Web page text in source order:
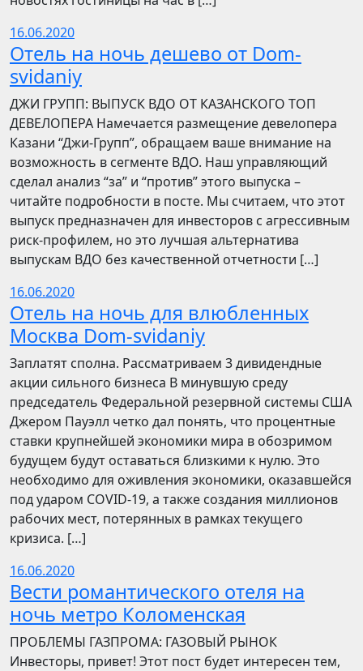
16.06.2020
Отель на ночь дешево от Dom-
svidaniy
​​ДЖИ ГРУПП: ВЫПУСК ВДО ОТ КАЗАНСКОГО ТОП
ДЕВЕЛОПЕРА Намечается размещение девелопера
Казани “Джи-Групп”, обращаем ваше внимание на
возможность в сегменте ВДО. Наш управляющий
сделал анализ “за” и “против” этого выпуска –
читайте подробности в посте. Мы считаем, что этот
выпуск предназначен для инвесторов с агрессивным
риск-профилем, но это лучшая альтернатива
выпускам ВДО без качественной отчетности […]
16.06.2020
Отель на ночь для влюбленных
Москва Dom-svidaniy
Заплатят сполна. Рассматриваем 3 дивидендные
акции сильного бизнеса В минувшую среду
председатель Федеральной резервной системы США
Джером Пауэлл четко дал понять, что процентные
ставки крупнейшей экономики мира в обозримом
будущем будут оставаться близкими к нулю. Это
необходимо для оживления экономики, оказавшейся
под ударом COVID-19, а также создания миллионов
рабочих мест, потерянных в рамках текущего
кризиса. […]
16.06.2020
Вести романтического отеля на
ночь метро Коломенская
ПРОБЛЕМЫ ГАЗПРОМА: ГАЗОВЫЙ РЫНОК
Инвесторы, привет! Этот пост будет интересен тем,